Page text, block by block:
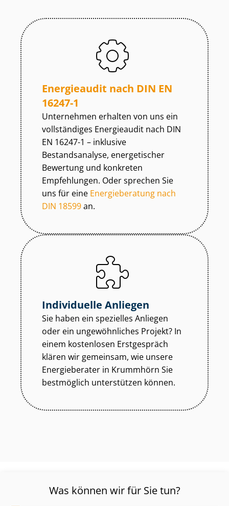
Energieaudit nach DIN EN
16247-1
Unternehmen erhalten von uns ein
vollständiges Energieaudit nach DIN
EN 16247-1 – inklusive
Bestandsanalyse, energetischer
Bewertung und konkreten
Empfehlungen. Oder sprechen Sie
uns für eine Energieberatung nach
DIN 18599an.
Individuelle Anliegen
Sie haben ein spezielles Anliegen
oder ein ungewöhnliches Projekt? In
einem kostenlosen Erstgespräch
klären wir gemeinsam, wie unsere
Energieberater in Krummhörn Sie
bestmöglich unterstützen können.
Was können wir für Sie tun?